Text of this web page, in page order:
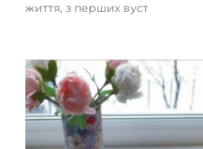
життя, з перших вуст